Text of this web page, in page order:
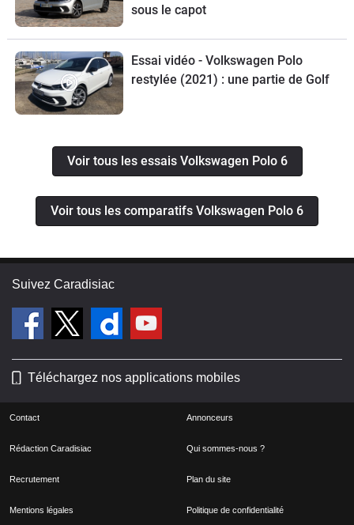
sous le capot
Essai vidéo - Volkswagen Polo
restylée (2021) : une partie de Golf
Voir tous les essais Volkswagen Polo 6
Voir tous les comparatifs Volkswagen Polo 6
Suivez Caradisiac
Téléchargez nos applications mobiles
Contact Annonceurs
Rédaction Caradisiac Qui sommes-nous ?
Recrutement Plan du site
Mentions légales Politique de confidentialité